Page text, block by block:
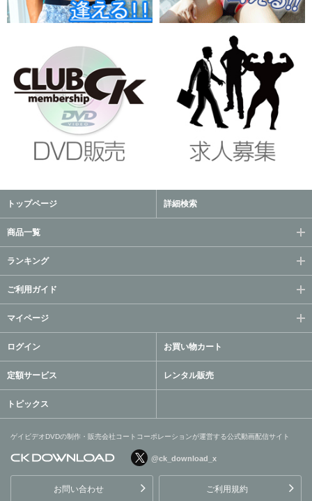
トップページ 詳細検索
商品一覧
ランキング
ご利用ガイド
マイページ
ログイン お買い物カート
定額サービス レンタル販売
トピックス
ゲイビデオDVDの制作・販売会社コートコーポレーションが運営する公式動画配信サイト
ョンが運営する公式動画配
@ck_download_x
お問い合わせ ご利用規約